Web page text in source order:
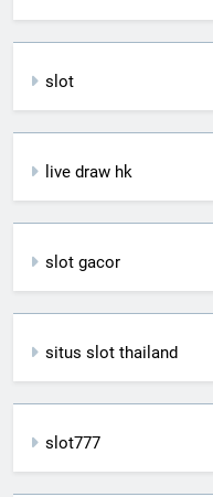
slot
live draw hk
slot gacor
situs slot thailand
slot777